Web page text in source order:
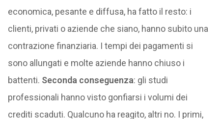
economica, pesante e diffusa, ha fatto il resto: i
clienti, privati o aziende che siano, hanno subito una
contrazione finanziaria. I tempi dei pagamenti si
sono allungati e molte aziende hanno chiuso i
battenti. Seconda conseguenza: gli studi
professionali hanno visto gonfiarsi i volumi dei
crediti scaduti. Qualcuno ha reagito, altri no. I primi,